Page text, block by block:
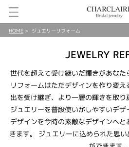
HOME ジュエリーリフォーム
JEWELRY
世代を超えて受け継いだ輝きがあなた
リフォームはただデザインを作り変
出を受け継ぎ、より一層の輝きを取
ジュエリーを普段使いがしやすいデ
デザインを今時の素敵なデザインへ
きます。 ジュエリーに込められた思